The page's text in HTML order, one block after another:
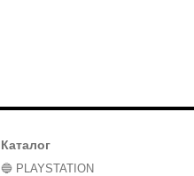
Каталог
🔵 PLAYSTATION